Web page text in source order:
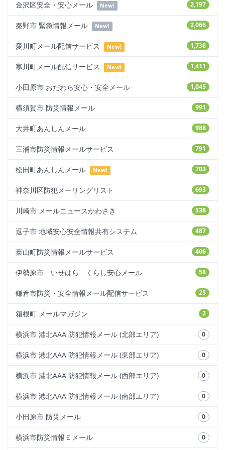
2,197
金沢区安全・安心メール New!
2,066
秦野市 緊急情報メール New!
1,738
愛川町メール配信サービス New!
1,411
寒川町メール配信サービス New!
1,045
小田原市 おだわら安心・安全メール
991
横須賀市 防災情報メール
988
大井町あんしんメール
791
三浦市防災情報メールサービス
703
松田町あんしんメール New!
693
神奈川区防犯メーリングリスト
538
川崎市 メールニュースかわさき
487
逗子市 地域安心安全情報共有システム
406
葉山町防災情報メールサービス
58
伊勢原市 いせはら くらし安心メール
25
鎌倉市防災・安全情報メール配信サービス
2
箱根町 メールマガジン
0
横浜市 港北AAA 防犯情報メール (北部エリア)
0
横浜市 港北AAA 防犯情報メール (東部エリア)
0
横浜市 港北AAA 防犯情報メール (西部エリア)
0
横浜市 港北AAA 防犯情報メール (南部エリア)
0
小田原市 防災メール
0
横浜市防災情報Ｅメール